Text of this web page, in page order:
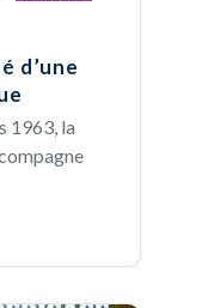
d’une
1963, la